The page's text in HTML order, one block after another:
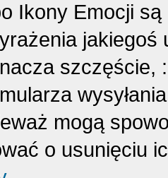
Ikony Emocji
szczęście,
mogą
o usunięciu